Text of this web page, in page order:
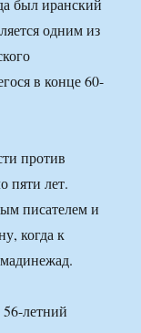
был иранский
одним из
в конце 60-
против
пяти лет.
писателем и
когда к
летний